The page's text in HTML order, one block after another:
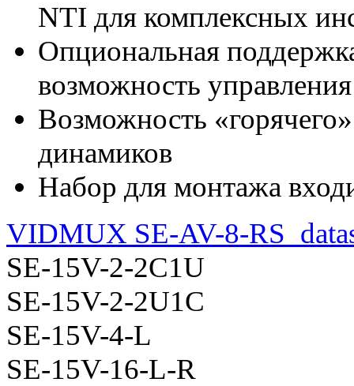
NTI для комплексных
Опциональная
возможность
Возможность
динамиков
Набор для монтажа
VIDMUX SE-AV-8-
SE-15V-2-2C1U
SE-15V-2-2U1C
SE-15V-4-L
SE-15V-16-L-R